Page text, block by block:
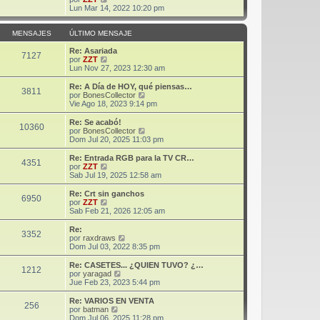
m
e
n
s
a
t
m
m
s
j
e
e
r
ú
l
t
i
o
m
e
n
s
j
e
Lun Mar 14, 2022 10:20 pm
MENSAJES ÚLTIMO MENSAJE
7127
Re: Asariada
por ZZT
e
r
ú
l
t
m
o
m
e
s
e
Lun Nov 27, 2023 12:30 am
3811
Re: A Día de HOY, qué piensas…
por BonesCollector
e
r
t
o
m
e
j
e
Vie Ago 18, 2023 9:14 pm
10360
Re: Se acabó!
por BonesCollector
e
r
ú
t
m
e
j
e
Dom Jul 20, 2025 11:03 pm
4351
Re: Entrada RGB para la TV CR…
por ZZT
e
r
ú
m
e
s
a
j
e
Sab Jul 19, 2025 12:58 am
6950
Re: Crt sin ganchos
por ZZT
r
l
t
i
m
o
m
e
s
a
Sab Feb 21, 2026 12:05 am
3352
Re:
por raxdraws
e
r
t
m
o
m
Dom Jul 03, 2022 8:35 pm
1212
Re: CASETES... ¿QUIEN TUVO? ¿…
por yaragad
e
r
ú
t
Jue Feb 23, 2023 5:44 pm
256
Re: VARIOS EN VENTA
por batman
e
Dom Jul 06, 2025 11:28 pm